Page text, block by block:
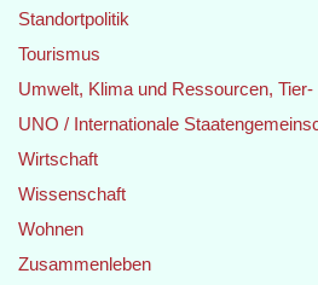
Standortpolitik
Tourismus
Umwelt, Klima und Ressourcen,
UNO / Internationale
Wirtschaft
Wissenschaft
Wohnen
Zusammenleben